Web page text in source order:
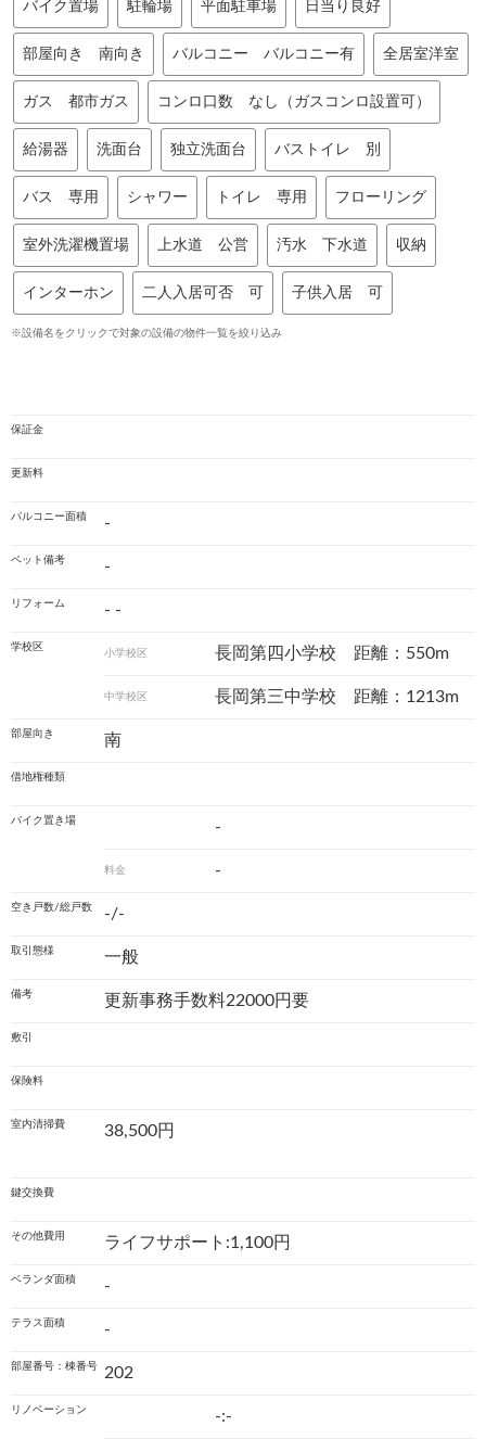
バイク置場 駐輪場 平面駐車場 日当り良好
部屋向き 南向き バルコニー バルコニー有 全居室洋室
ガス 都市ガス コンロ口数 なし（ガスコンロ設置可）
給湯器 洗面台 独立洗面台 バストイレ 別
バス 専用 シャワー トイレ 専用 フローリング
室外洗濯機置場 上水道 公営 汚水 下水道 収納
インターホン 二人入居可否 可 子供入居 可
※設備名をクリックで対象の設備の物件一覧を絞り込み
保証金
更新料
バルコニー面積 -
ペット備考 -
リフォーム - -
学校区
小学校区 長岡第四小学校 距離：550m
中学校区 長岡第三中学校 距離：1213m
部屋向き 南
借地権種類
バイク置き場 -
料金 -
空き戸数/総戸数 -/-
取引態様 一般
備考 更新事務手数料22000円要
敷引
保険料
室内清掃費 38,500円
鍵交換費
その他費用 ライフサポート:1,100円
ベランダ面積 -
テラス面積 -
部屋番号：棟番号 202
リノベーション -:-